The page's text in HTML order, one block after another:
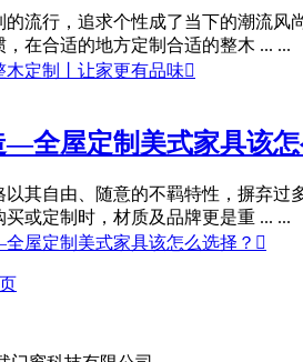
的流行，追求个性成了当下的潮流
，在合适的地方定制合适的整木 ... ...

—全屋定制美式家具该怎
以其自由、随意的不羁特性，摒弃
或定制时，材质及品牌更是重 ... ...
